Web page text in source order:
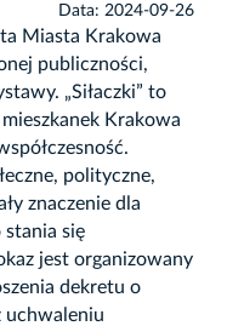
Data: 2024-09-26
Miasta Krakowa
publiczności,
„Siłaczki” to
Krakowa
polityczne,
znaczenie dla
stania się
jest organizowany
dekretu o
uchwaleniu